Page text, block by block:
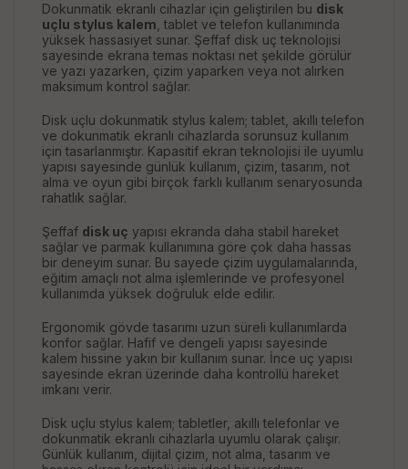
Dokunmatik ekranlı cihazlar için geliştirilen bu disk
uçlu stylus kalem , tablet ve telefon kullanımında
yüksek hassasiyet sunar. Şeffaf disk uç teknolojisi
sayesinde ekrana temas noktası net şekilde görülür
ve yazı yazarken, çizim yaparken veya not alırken
maksimum kontrol sağlar.
Disk uçlu dokunmatik stylus kalem; tablet, akıllı telefon
ve dokunmatik ekranlı cihazlarda sorunsuz kullanım
için tasarlanmıştır. Kapasitif ekran teknolojisi ile uyumlu
yapısı sayesinde günlük kullanım, çizim, tasarım, not
alma ve oyun gibi birçok farklı kullanım senaryosunda
rahatlık sağlar.
Şeffaf disk uç yapısı ekranda daha stabil hareket
sağlar ve parmak kullanımına göre çok daha hassas
bir deneyim sunar. Bu sayede çizim uygulamalarında,
eğitim amaçlı not alma işlemlerinde ve profesyonel
kullanımda yüksek doğruluk elde edilir.
Ergonomik gövde tasarımı uzun süreli kullanımlarda
konfor sağlar. Hafif ve dengeli yapısı sayesinde
kalem hissine yakın bir kullanım sunar. İnce uç yapısı
sayesinde ekran üzerinde daha kontrollü hareket
imkanı verir.
Disk uçlu stylus kalem; tabletler, akıllı telefonlar ve
dokunmatik ekranlı cihazlarla uyumlu olarak çalışır.
Günlük kullanım, dijital çizim, not alma, tasarım ve